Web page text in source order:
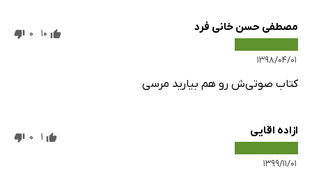
مصطفی حسن خانی فرد
۱۳۹۸/۰۴/۰۱
10
0
کتاب صوتی‌ش رو هم بیارید مرسی
ازاده اقایی
۱۳۹۹/۱۱/۰۱
1
0